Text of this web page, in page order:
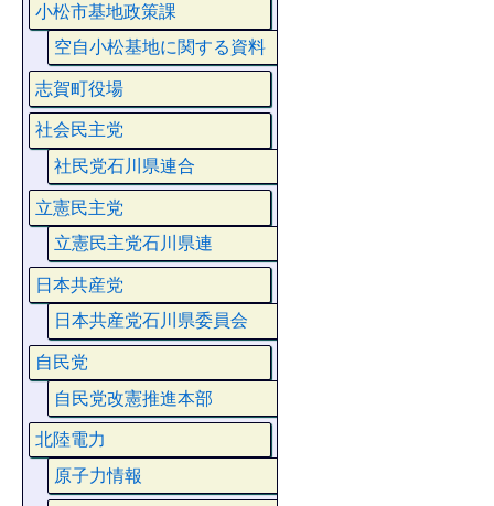
小松市基地政策課
空自小松基地に関する資料
志賀町役場
社会民主党
社民党石川県連合
立憲民主党
立憲民主党石川県連
日本共産党
日本共産党石川県委員会
自民党
自民党改憲推進本部
北陸電力
原子力情報